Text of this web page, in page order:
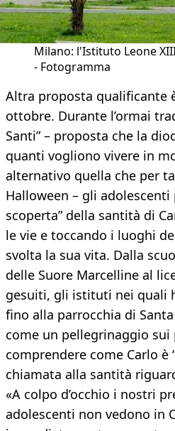
Milano: l'Istituto Leone
- Fotogramma
Altra proposta qualificante
ottobre. Durante l’ormai
Santi” – proposta che la
quanti vogliono vivere in
alternativo quella che per
Halloween – gli adolescenti
scoperta” della santità di
le vie e toccando i luoghi
svolta la sua vita. Dalla
delle Suore Marcelline al
gesuiti, gli istituti nei quali
fino alla parrocchia di
come un pellegrinaggio sui
comprendere come Carlo è
chiamata alla santità
«A colpo d’occhio i nostri
adolescenti non vedono in